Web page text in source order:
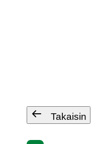
Takaisin